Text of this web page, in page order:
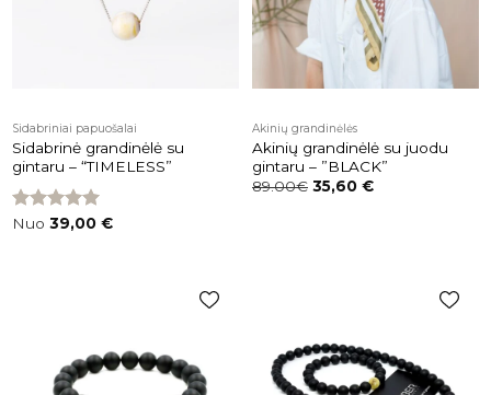
Sidabriniai papuošalai
Sidabrinė grandinėlė su
gintaru – “TIMELESS”
Įvertinimas:
Nuo 39,00 €
Akinių grandinėlės
Akinių grandinėlė su juodu
gintaru – ”BLACK”
89.00€ 35,60 €
patikusios
prekės
patikusios
prekės